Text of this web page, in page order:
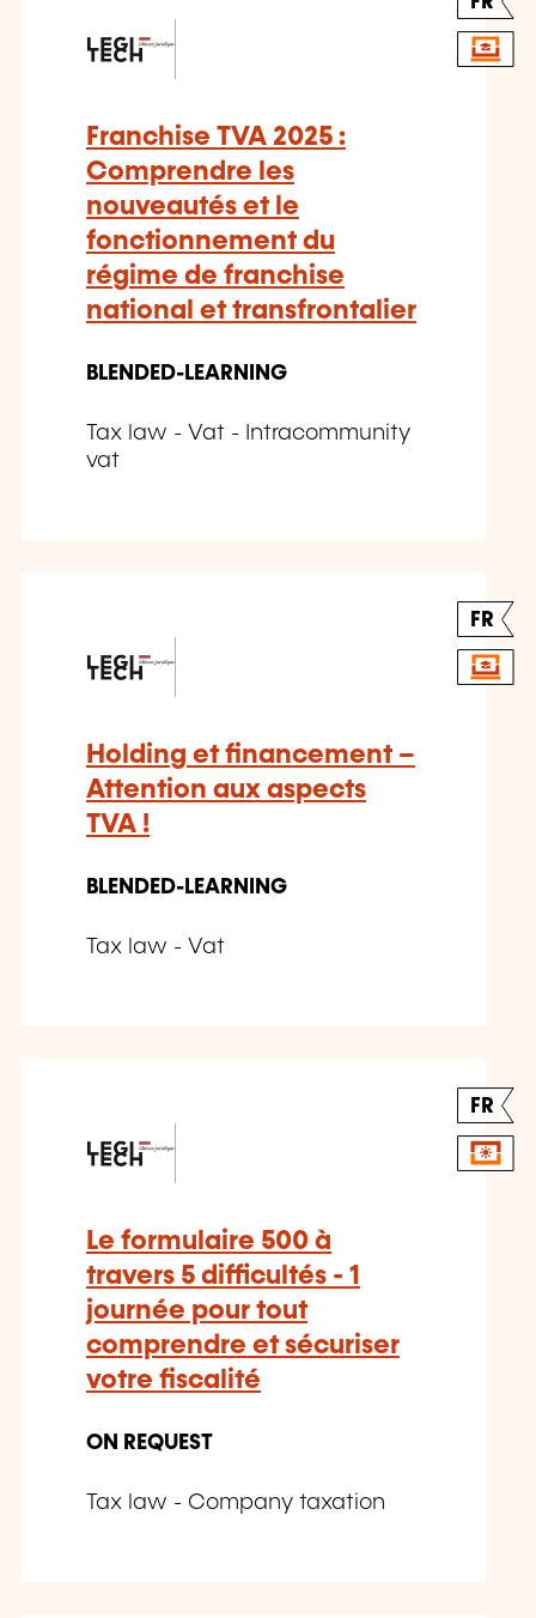
Franchise TVA 2025 :
Comprendre les
nouveautés et le
fonctionnement du
régime de franchise
national et transfrontalier
BLENDED-LEARNING
Tax law - Vat - Intracommunity
vat
FR
Holding et financement –
Attention aux aspects
TVA !
BLENDED-LEARNING
Tax law - Vat
FR
Le formulaire 500 à
travers 5 difficultés - 1
journée pour tout
comprendre et sécuriser
votre fiscalité
ON REQUEST
Tax law - Company taxation